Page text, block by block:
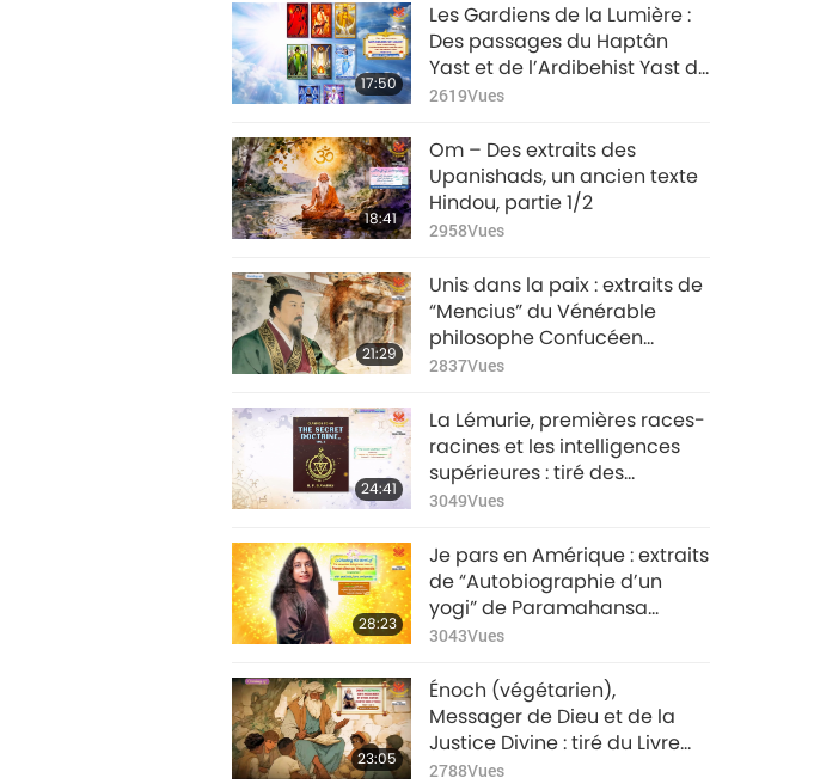
17:50
Les Gardiens de la Lumière :
Des passages du Haptân
Yast et de l’Ardibehist Yast du
Zoroastrisme, partie 1/2
2619Vues
18:41
Om – Des extraits des
Upanishads, un ancien texte
Hindou, partie 1/2
2958Vues
21:29
Unis dans la paix : extraits de
“Mencius” du Vénérable
philosophe Confucéen
Mencius (végan), partie 1/2
2837Vues
24:41
La Lémurie, premières races-
racines et les intelligences
supérieures : tiré des
enseignements sacrés de la
secrète”, volume 2, partie 1/2
3049Vues
28:23
Je pars en Amérique : extraits
de “Autobiographie d’un
yogi” de Paramahansa
Yogananda (végétarien),
3043Vues
23:05
Énoch (végétarien),
Messager de Dieu et de la
Justice Divine : tiré du Livre
d’Énoch, partie 1/2
2788Vues